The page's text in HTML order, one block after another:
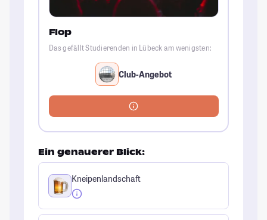
Flop
Das gefällt Studierenden in Lübeck am wenigsten:
Club-Angebot
Ein genauerer Blick:
Kneipenlandschaft